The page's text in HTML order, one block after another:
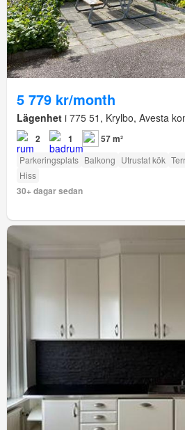
5 779 kr/month
Lägenhet i 775 51, Krylbo, Avesta
2 1 57 m²
Parkeringsplats Balkong Utrustat kök
Hiss
30+ dagar sedan